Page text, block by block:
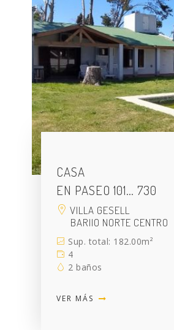
CASA
EN PASEO 101… 730
VILLA GESELL
BARIIO NORTE CENTRO
Sup. total: 182.00m²
4
2 baños
VER MÁS